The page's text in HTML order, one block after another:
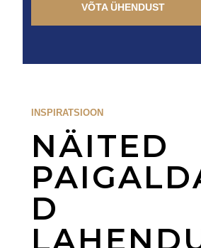
VÕTA ÜHENDUST
INSPIRATSIOON
NÄITED
D